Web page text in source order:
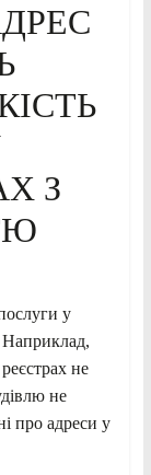
З
у
Наприклад,
не
не
про адреси у